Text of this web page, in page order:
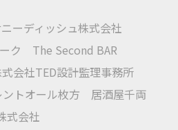
ーディッシュ株式会社
ク
The Second BAR
会社TED設計監理事務所
トオール枚方
居酒屋千両
式会社